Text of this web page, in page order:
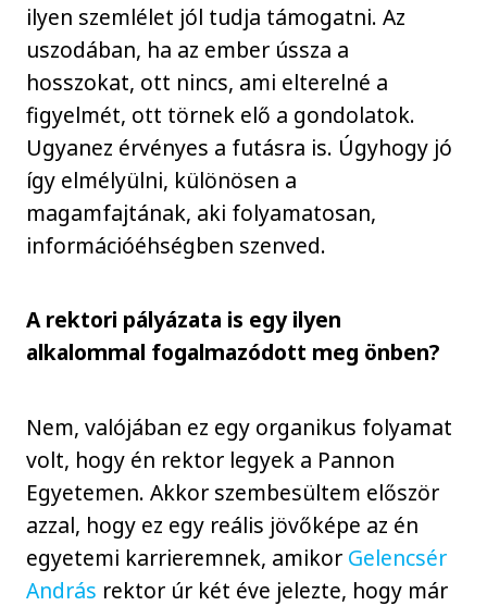
ilyen szemlélet jól tudja támogatni. Az
uszodában, ha az ember ússza a
hosszokat, ott nincs, ami elterelné a
figyelmét, ott törnek elő a gondolatok.
Ugyanez érvényes a futásra is. Úgyhogy jó
így elmélyülni, különösen a
magamfajtának, aki folyamatosan,
információéhségben szenved.
A rektori pályázata is egy ilyen
alkalommal fogalmazódott meg önben?
Nem, valójában ez egy organikus folyamat
volt, hogy én rektor legyek a Pannon
Egyetemen. Akkor szembesültem először
azzal, hogy ez egy reális jövőképe az én
egyetemi karrieremnek, amikor Gelencsér
András rektor úr két éve jelezte, hogy már